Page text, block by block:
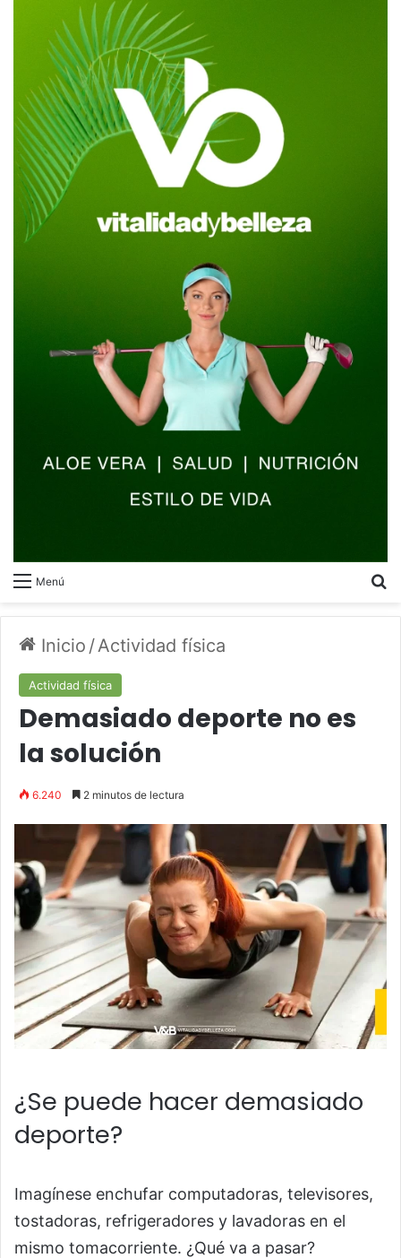
Menú
Inicio /Actividad física
Actividad física
Demasiado deporte no es
la solución
6.240 2 minutos de lectura
¿Se puede hacer demasiado
deporte?
Imagínese enchufar computadoras, televisores,
tostadoras, refrigeradores y lavadoras en el
mismo tomacorriente. ¿Qué va a pasar?